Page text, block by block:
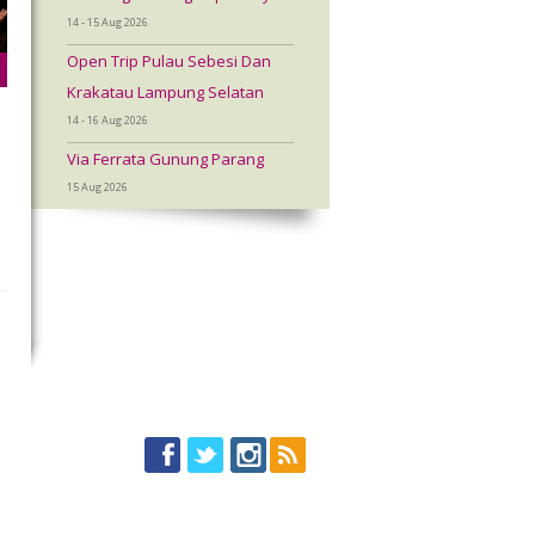
14 - 15 Aug 2026
Open Trip Pulau Sebesi Dan
Krakatau Lampung Selatan
14 - 16 Aug 2026
Via Ferrata Gunung Parang
15 Aug 2026